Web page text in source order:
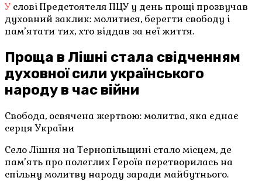
У слові Предстоятеля ПЦУ у день прощі прозвучав
духовний заклик: молитися, берегти свободу і
пам’ятати тих, хто віддав за неї життя.
Проща в Лішні стала свідченням
духовної сили українського
народу в час війни
Свобода, освячена жертвою: молитва, яка єднає
серця України
Село Лішня на Тернопільщині стало місцем, де
пам’ять про полеглих Героїв перетворилась на
спільну молитву народу заради майбутнього.